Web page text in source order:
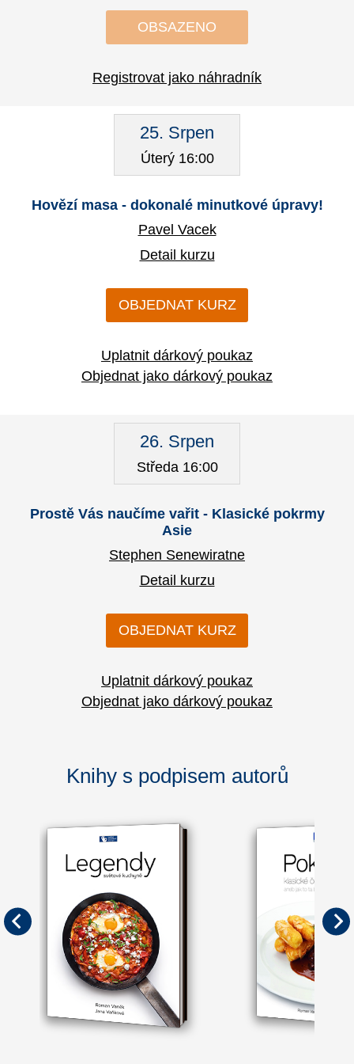
OBSAZENO
Registrovat jako náhradník
25. Srpen
Úterý 16:00
Hovězí masa - dokonalé minutkové úpravy!
Pavel Vacek
Detail kurzu
OBJEDNAT KURZ
Uplatnit dárkový poukaz
Objednat jako dárkový poukaz
26. Srpen
Středa 16:00
Prostě Vás naučíme vařit - Klasické pokrmy
Asie
Stephen Senewiratne
Detail kurzu
OBJEDNAT KURZ
Uplatnit dárkový poukaz
Objednat jako dárkový poukaz
Knihy s podpisem autorů